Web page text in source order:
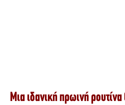
Μια ιδανική πρωινή